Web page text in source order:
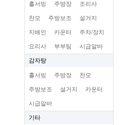
홀서빙 주방장 조리사
찬모 주방보조 설거지
지배인 카운터 주차/장치
요리사 부부팀 시급알바
감자탕
홀서빙 주방장 찬모
주방보조 설거지 카운터
시급알바
기타